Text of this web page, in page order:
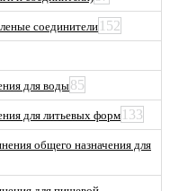
соединители152
для воды85
для литьевых форм133
общего назначения для